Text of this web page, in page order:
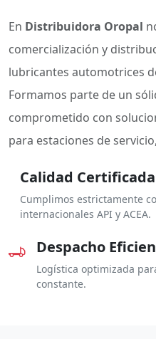
En Distribuidora Oropal
comercialización y
lubricantes automotrices
Formamos parte de un
comprometido con
para estaciones de
Calidad Certificada
Cumplimos estrictamente
internacionales API y ACEA.
Despacho
Logística optimizada
constante.